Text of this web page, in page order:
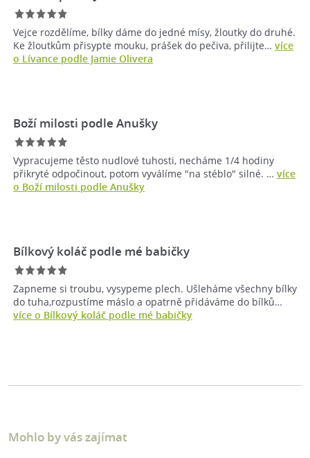
Vejce rozdělíme, bílky dáme do jedné mísy, žloutky do druhé.
Ke žloutkům přisypte mouku, prášek do pečiva, přilijte… více
o Lívance podle Jamie Olivera
Boží milosti podle Anušky
Vypracujeme těsto nudlové tuhosti, necháme 1/4 hodiny
přikryté odpočinout, potom vyválíme "na stéblo" silné. … více
o Boží milosti podle Anušky
Bílkový koláč podle mé babičky
Zapneme si troubu, vysypeme plech. Ušleháme všechny bílky
do tuha,rozpustíme máslo a opatrně přidáváme do bílků…
více o Bílkový koláč podle mé babičky
Mohlo by vás zajímat